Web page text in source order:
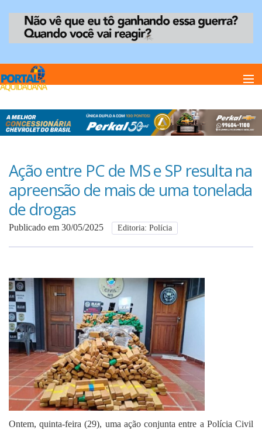
Home
Anuncie
Anuncie
Ação entre PC de MS e SP resulta na
apreensão de mais de uma tonelada
de drogas
Publicado em 30/05/2025 Editoria: Polícia
Ontem, quinta-feira (29), uma ação conjunta entre a Polícia Civil